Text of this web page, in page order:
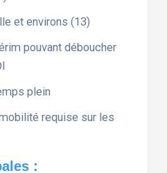
et environs (13)
pouvant déboucher
plein
requise sur les
: